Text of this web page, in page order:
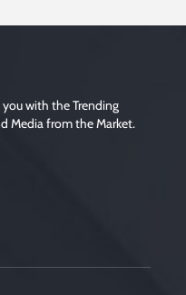
with the Trending
Media from the Market.